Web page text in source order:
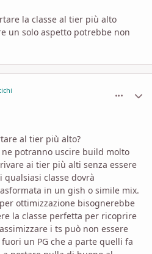
la classe al tier più alto
un solo aspetto potrebbe non
al tier più alto?
ne potranno uscire build molto
ai tier più alti senza essere
classe dovrà
in un gish o simile mix.
ottimizzazione bisognerebbe
la classe perfetta per ricoprire
i ts può non essere
un PG che a parte quelli fa